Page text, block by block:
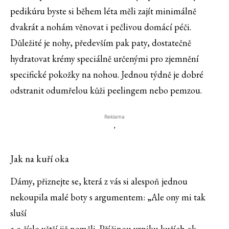
pedikúru byste si během léta měli zajít minimálně
dvakrát a nohám věnovat i pečlivou domácí péči.
Důležité je nohy, především pak paty, dostatečně
hydratovat krémy speciálně určenými pro zjemnění
specifické pokožky na nohou. Jednou týdně je dobré
odstranit odumřelou kůži peelingem nebo pemzou.
Reklama
'
Jak na kuří oka
Dámy, přiznejte se, která z vás si alespoň jednou
nekoupila malé boty s argumentem: „Ale ony mi tak
sluší